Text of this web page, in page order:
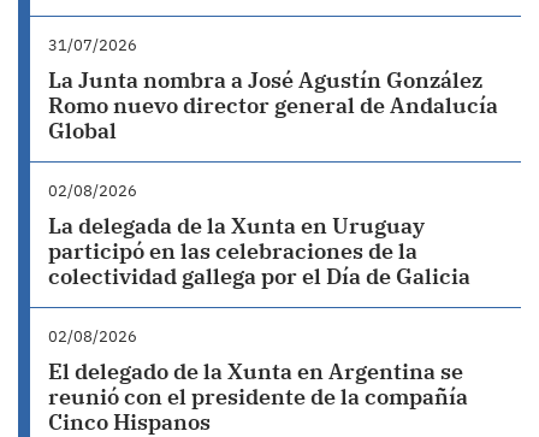
31/07/2026
La Junta nombra a José Agustín González
Romo nuevo director general de Andalucía
Global
02/08/2026
La delegada de la Xunta en Uruguay
participó en las celebraciones de la
colectividad gallega por el Día de Galicia
02/08/2026
El delegado de la Xunta en Argentina se
reunió con el presidente de la compañía
Cinco Hispanos